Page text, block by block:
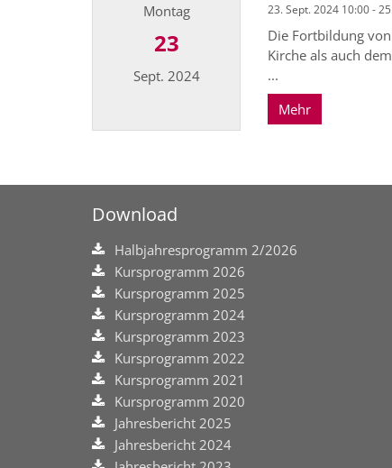
Montag
23
Sept. 2024
23. Sept. 2024 10:00 -
Die Fortbildung
Kirche als auch
...
Mehr
Download
Halbjahresprogramm 2/2026
Kursprogramm 2026
Kursprogramm 2025
Kursprogramm 2024
Kursprogramm 2023
Kursprogramm 2022
Kursprogramm 2021
Kursprogramm 2020
Jahresbericht 2025
Jahresbericht 2024